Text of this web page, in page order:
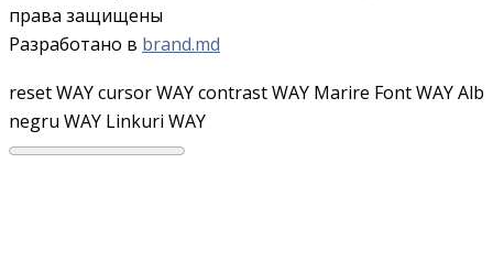
права защищены
Разработано в brand.md
reset WAYcursor WAYcontrast WAY Marire Font WAYAlb
negru WAY Linkuri WAY